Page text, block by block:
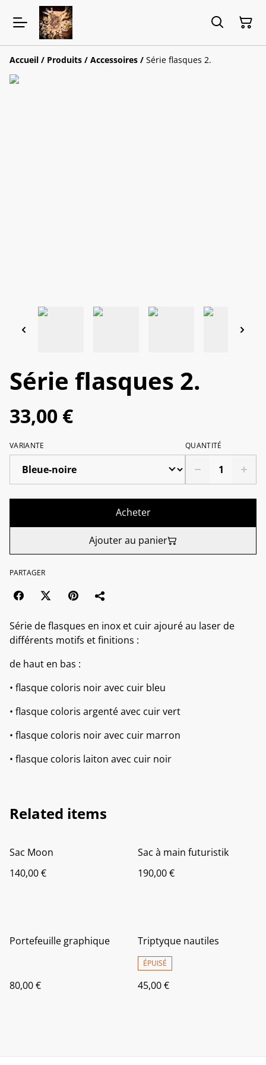
Accueil / Produits / Accessoires / Série flasques 2.
Série flasques 2.
33,00 €
VARIANTE QUANTITÉ
Acheter
Ajouter au panier
PARTAGER
Série de flasques en inox et cuir ajouré au laser de
différents motifs et finitions :
de haut en bas :
• flasque coloris noir avec cuir bleu
• flasque coloris argenté avec cuir vert
• flasque coloris noir avec cuir marron
• flasque coloris laiton avec cuir noir
Related items
Sac Moon
140,00 €
Sac à main futuristik
190,00 €
Portefeuille graphique
80,00 €
Triptyque nautiles
ÉPUISÉ
45,00 €